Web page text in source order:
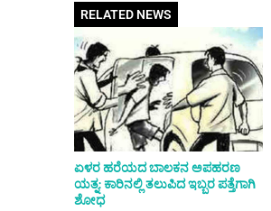
RELATED NEWS
ಏಳರ ಹರೆಯದ ಬಾಲಕನ ಅಪಹರಣ
ಯತ್ನ: ಕಾರಿನಲ್ಲಿ ತಲುಪಿದ ಇಬ್ಬರ ಪತ್ತೆಗಾಗಿ
ಶೋಧ